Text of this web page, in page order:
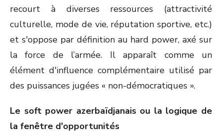
recourt à diverses ressources (attractivité
culturelle, mode de vie, réputation sportive, etc.)
et s'oppose par définition au hard power, axé sur
la force de l’armée. Il apparaît comme un
élément d'influence complémentaire utilisé par
des puissances jugées « non-démocratiques ».
Le soft power azerbaïdjanais ou la logique de
la fenêtre d'opportunités